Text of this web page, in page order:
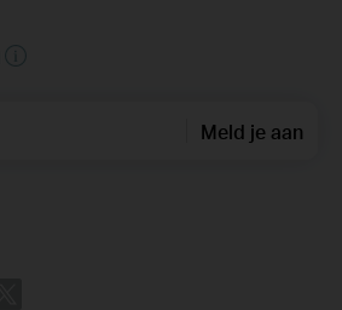
Meld je aan